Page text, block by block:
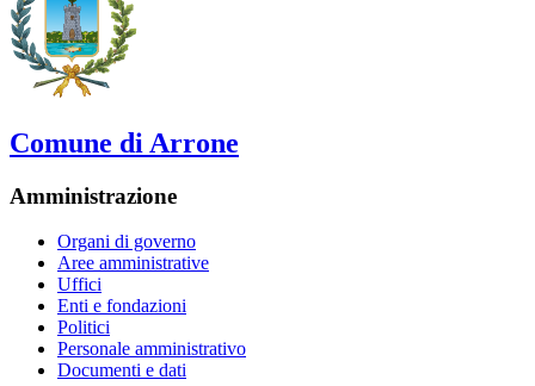
Comune di Arrone
Amministrazione
Organi di governo
Aree amministrative
Uffici
Enti e fondazioni
Politici
Personale amministrativo
Documenti e dati